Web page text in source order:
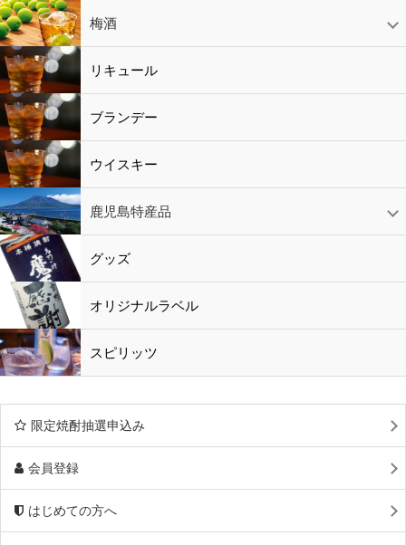
赤ワイン
白ワイン
ロゼワイン
スパークリング
シャンパン 梅酒
梅酒
シャンパン
リキュール リキュール
ブランデー
ウイスキー
鹿児島特産品
黒酢・酢
水
鹿児島特産品
おつまみ グッズ
オリジナルラベル
スピリッツ
限定焼酎抽選申込み
会員登録
はじめての方へ